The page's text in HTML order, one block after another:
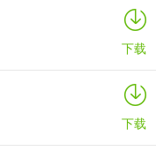
下载
下载